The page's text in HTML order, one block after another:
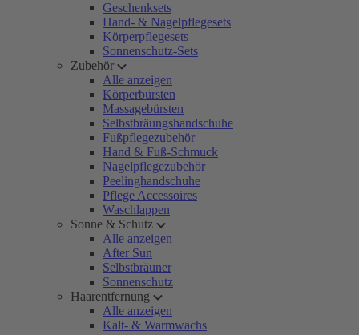
Geschenksets
Hand- & Nagelpflegesets
Körperpflegesets
Sonnenschutz-Sets
Zubehör
Alle anzeigen
Körperbürsten
Massagebürsten
Selbstbräungshandschuhe
Fußpflegezubehör
Hand & Fuß-Schmuck
Nagelpflegezubehör
Peelinghandschuhe
Pflege Accessoires
Waschlappen
Sonne & Schutz
Alle anzeigen
After Sun
Selbstbräuner
Sonnenschutz
Haarentfernung
Alle anzeigen
Kalt- & Warmwachs